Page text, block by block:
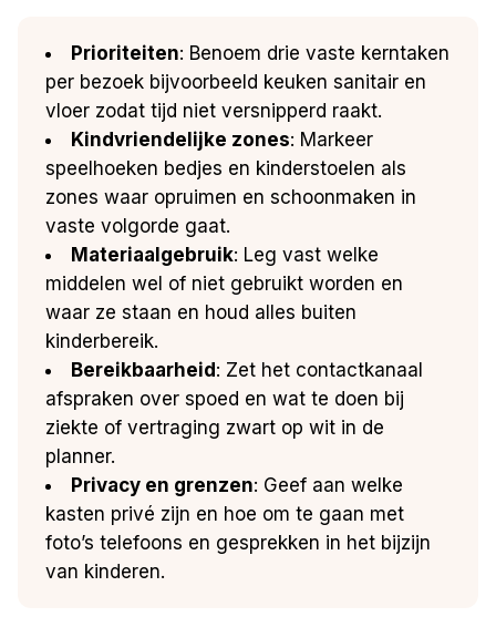
Prioriteiten: Benoem drie vaste kerntaken
per bezoek bijvoorbeeld keuken sanitair en
vloer zodat tijd niet versnipperd raakt.
Kindvriendelijke zones: Markeer
speelhoeken bedjes en kinderstoelen als
zones waar opruimen en schoonmaken in
vaste volgorde gaat.
Materiaalgebruik: Leg vast welke
middelen wel of niet gebruikt worden en
waar ze staan en houd alles buiten
kinderbereik.
Bereikbaarheid: Zet het contactkanaal
afspraken over spoed en wat te doen bij
ziekte of vertraging zwart op wit in de
planner.
Privacy en grenzen: Geef aan welke
kasten privé zijn en hoe om te gaan met
foto’s telefoons en gesprekken in het bijzijn
van kinderen.